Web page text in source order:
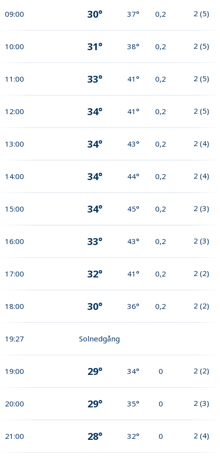
09:00 30° 37° 0,2 2 (5)
10:00 31° 38° 0,2 2 (5)
11:00 33° 41° 0,2 2 (5)
12:00 34° 41° 0,2 2 (5)
13:00 34° 43° 0,2 2 (4)
14:00 34° 44° 0,2 2 (4)
15:00 34° 45° 0,2 2 (3)
16:00 33° 43° 0,2 2 (3)
17:00 32° 41° 0,2 2 (2)
18:00 30° 36° 0,2 2 (2)
19:27 Solnedgång
19:00 29° 34° 0 2 (2)
20:00 29° 35° 0 2 (3)
21:00 28° 32° 0 2 (4)